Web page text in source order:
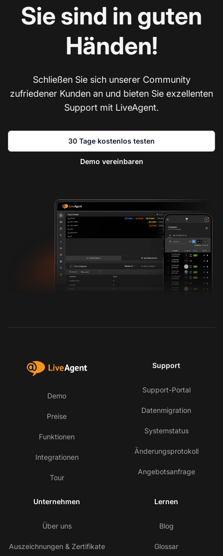
Sie sind in guten
Händen!
Schließen Sie sich unserer Community
zufriedener Kunden an und bieten Sie exzellenten
Support mit LiveAgent.
30 Tage kostenlos testen
Demo vereinbaren
Demo
Preise
Funktionen
Integrationen
Tour
Support
Support-Portal
Datenmigration
Systemstatus
Änderungsprotokoll
Angebotsanfrage
Unternehmen
Über uns
Auszeichnungen & Zertifikate
Lernen
Blog
Glossar